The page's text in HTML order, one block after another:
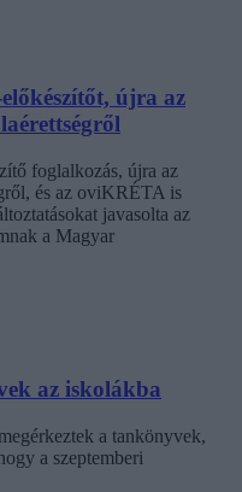
újra az
foglalkozás, újra az
és az oviKRÉTA is
javasolta az
a Magyar
az iskolákba
a tankönyvek,
a szeptemberi